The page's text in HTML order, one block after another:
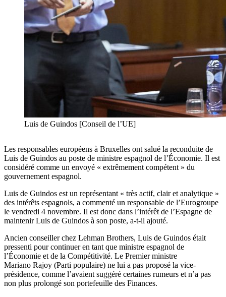
Luis de Guindos [Conseil de l’UE]
Les responsables européens à Bruxelles ont salué la reconduite de
Luis de Guindos au poste de ministre espagnol de l’Économie. Il est
considéré comme un envoyé « extrêmement compétent » du
gouvernement espagnol.
Luis de Guindos est un représentant « très actif, clair et analytique »
des intérêts espagnols, a commenté un responsable de l’Eurogroupe
le vendredi 4 novembre. Il est donc dans l’intérêt de l’Espagne de
maintenir Luis de Guindos à son poste, a-t-il ajouté.
Ancien conseiller chez Lehman Brothers, Luis de Guindos était
pressenti pour continuer en tant que ministre espagnol de
l’Économie et de la Compétitivité. Le Premier ministre
Mariano Rajoy (Parti populaire) ne lui a pas proposé la vice-
présidence, comme l’avaient suggéré certaines rumeurs et n’a pas
non plus prolongé son portefeuille des Finances.